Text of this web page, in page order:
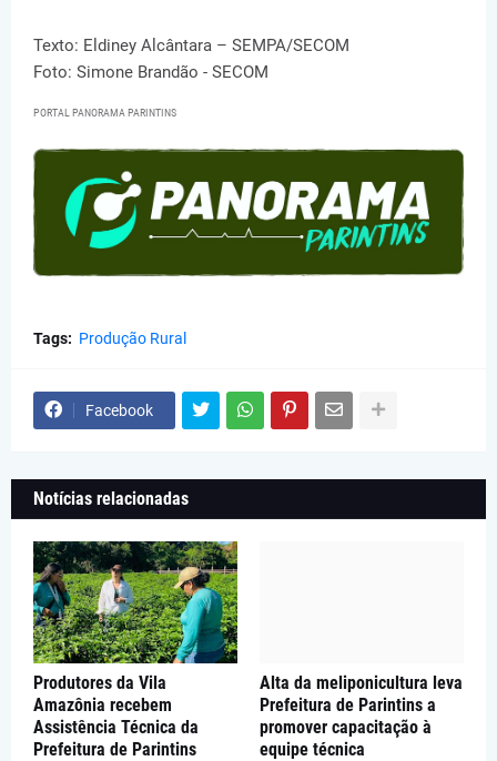
Texto: Eldiney Alcântara – SEMPA/SECOM
Foto: Simone Brandão - SECOM
PORTAL PANORAMA PARINTINS
Tags: Produção Rural
Facebook
Notícias relacionadas
Produtores da Vila
Amazônia recebem
Assistência Técnica da
Prefeitura de Parintins
Alta da meliponicultura leva
Prefeitura de Parintins a
promover capacitação à
equipe técnica